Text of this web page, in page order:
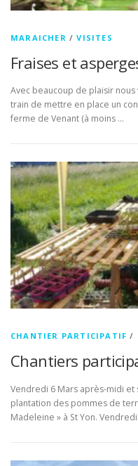
MARAICHER /VISITES
Fraises et
Avec beaucoup de plaisir
train de mettre en place un
ferme de Venant (à moins …
CHANTIER PARTICIPATIF /
Chantiers
Vendredi 6 Mars après-midi et
plantation des pommes de
Madeleine » à St Yon.